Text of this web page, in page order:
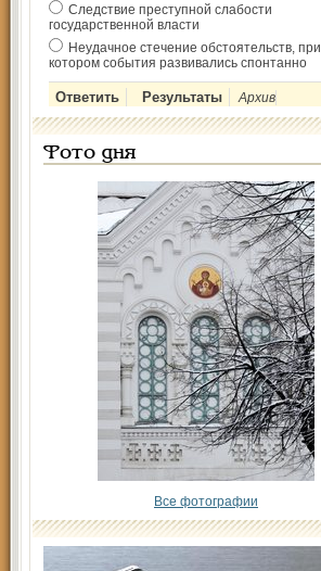
Следствие преступной слабости
государственной власти
Неудачное стечение обстоятельств, при
котором события развивались спонтанно
Архив
Фото дня
Все фотографии